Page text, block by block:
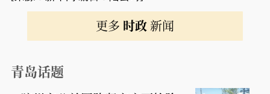
更多 时政新闻
青岛话题